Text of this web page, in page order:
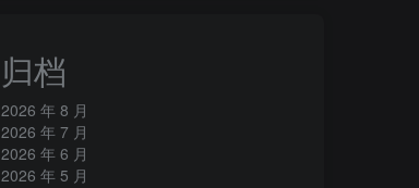
归档
2026 年 8 月
2026 年 7 月
2026 年 6 月
2026 年 5 月